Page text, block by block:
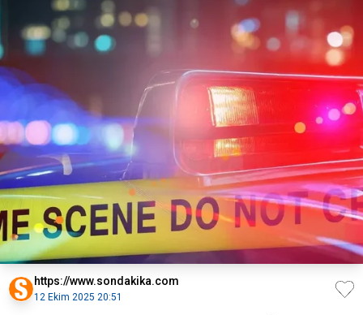
https://www.sondakika.com
12 Ekim 2025 20:51